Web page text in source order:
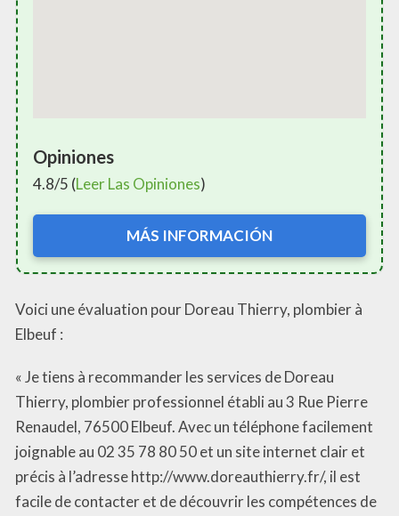
Opiniones
4.8/5 (Leer Las Opiniones)
MÁS INFORMACIÓN
Voici une évaluation pour Doreau Thierry, plombier à
Elbeuf :
« Je tiens à recommander les services de Doreau
Thierry, plombier professionnel établi au 3 Rue Pierre
Renaudel, 76500 Elbeuf. Avec un téléphone facilement
joignable au 02 35 78 80 50 et un site internet clair et
précis à l’adresse http://www.doreauthierry.fr/, il est
facile de contacter et de découvrir les compétences de